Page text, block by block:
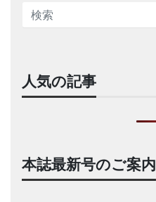
人気の記事
本誌最新号のご案内